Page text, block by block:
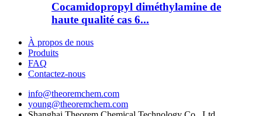
Cocamidopropyl diméthylamine de
haute qualité cas 6...
À propos de nous
Produits
FAQ
Contactez-nous
info@theoremchem.com
young@theoremchem.com